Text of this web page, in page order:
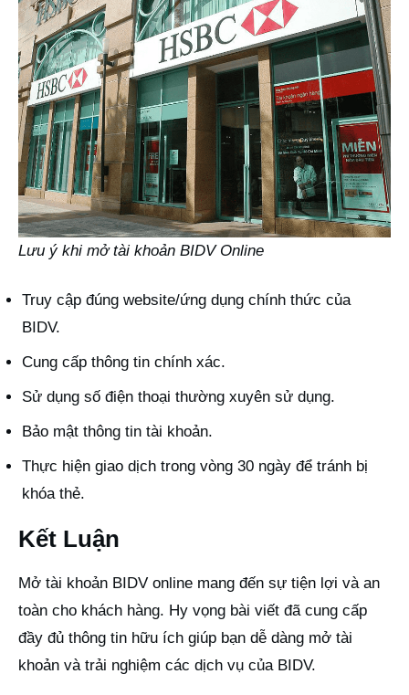
Lưu ý khi mở tài khoản BIDV Online
Truy cập đúng website/ứng dụng chính thức của
BIDV.
Cung cấp thông tin chính xác.
Sử dụng số điện thoại thường xuyên sử dụng.
Bảo mật thông tin tài khoản.
Thực hiện giao dịch trong vòng 30 ngày để tránh bị
khóa thẻ.
Kết Luận
Mở tài khoản BIDV online mang đến sự tiện lợi và an
toàn cho khách hàng. Hy vọng bài viết đã cung cấp
đầy đủ thông tin hữu ích giúp bạn dễ dàng mở tài
khoản và trải nghiệm các dịch vụ của BIDV.